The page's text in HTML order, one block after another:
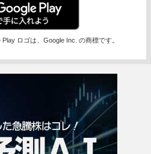
ロゴは、Google Inc. の商標です。